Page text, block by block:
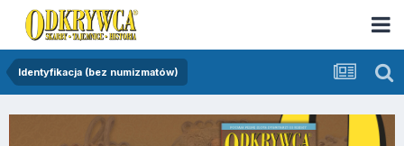
Identyfikacja (bez numizmatów)